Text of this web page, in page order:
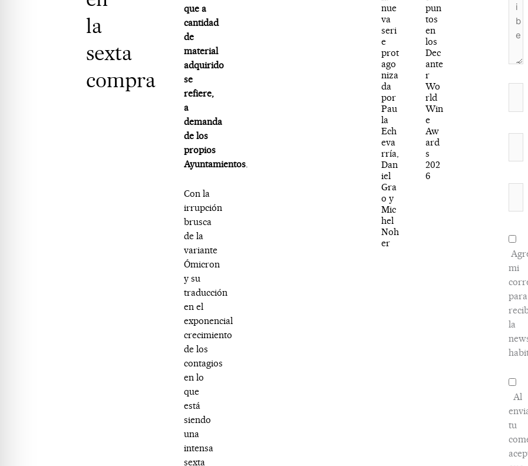
la
sexta
compra
que a
cantidad
de
material
adquirido
se
refiere,
a
demanda
de los
propios
Ayuntamientos.
Con la
irrupción
brusca
de la
variante
Ómicron
y su
traducción
en el
exponencial
crecimiento
de los
contagios
en lo
que
está
siendo
una
intensa
sexta
nue
va
seri
e
prot
ago
niza
da
por
Pau
la
Ech
eva
rría,
Dan
iel
Gra
o y
Mic
hel
Noh
er
pun
tos
en
los
Dec
ante
r
Wo
rld
Win
e
Aw
ard
s
202
6
mi
para
la
Al
tu